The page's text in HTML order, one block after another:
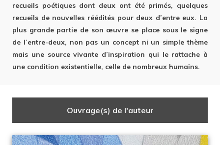
recueils poétiques dont deux ont été primés, quelques
recueils de nouvelles réédités pour deux d’entre eux. La
plus grande partie de son œuvre se place sous le signe
de l’entre-deux, non pas un concept ni un simple thème
mais une source vivante d’inspiration qui le rattache à
une condition existentielle, celle de nombreux humains.
Ouvrage(s) de l'auteur